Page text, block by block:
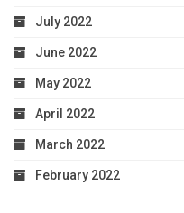
July 2022
June 2022
May 2022
April 2022
March 2022
February 2022